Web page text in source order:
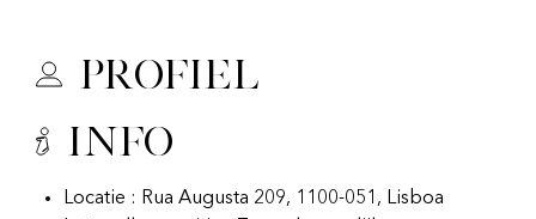
Profiel
Info
Locatie : Rua Augusta 209, 1100-051, Lisboa